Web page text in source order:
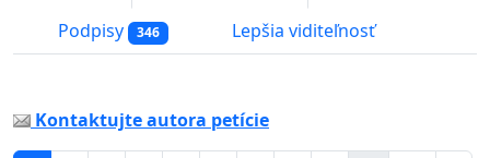
Podpisy 346 Lepšia viditeľnosť
Kontaktujte autora petície